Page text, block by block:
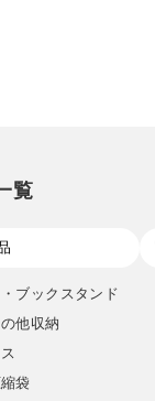
覧
ブックスタンド
他収納
袋